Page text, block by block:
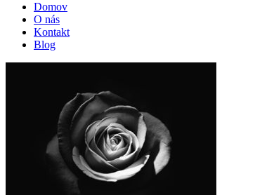
Domov
O nás
Kontakt
Blog